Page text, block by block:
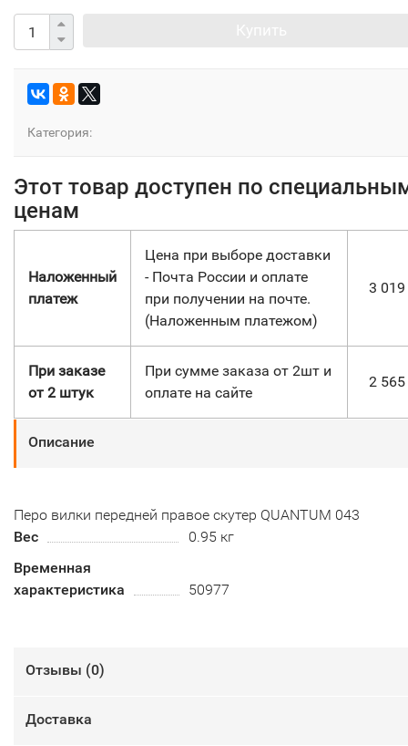
Категория:
Этот товар доступен по
ценам
Наложенный
платеж
Цена при выборе доставки
- Почта России и оплате
при получении на почте.
(Наложенным платежом)
3 019
При заказе
от 2 штук
При сумме заказа от 2шт и
оплате на сайте
2 565
Описание
Перо вилки передней правое скутер QUANTUM 043
Вес
0.95 кг
Временная
характеристика
50977
Отзывы (0)
Доставка